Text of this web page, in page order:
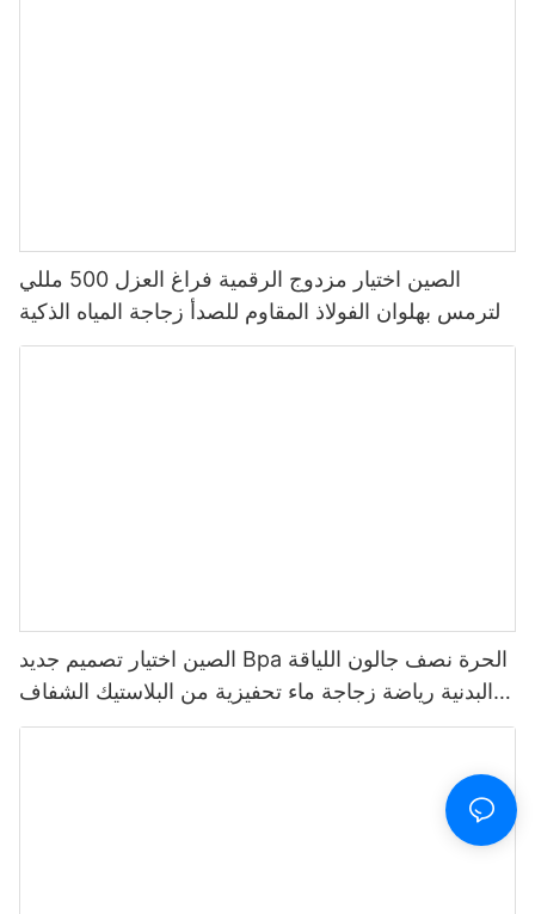
الصين اختيار مزدوج الرقمية فراغ العزل 500 مللي
الترمس بهلوان الفولاذ المقاوم للصدأ زجاجة المياه الذكية
مع شاشة عرض درجة الحرارة Led
الصين اختيار تصميم جديد Bpa الحرة نصف جالون اللياقة
البدنية رياضة زجاجة ماء تحفيزية من البلاستيك الشفاف
مع علامة الوقت والقش